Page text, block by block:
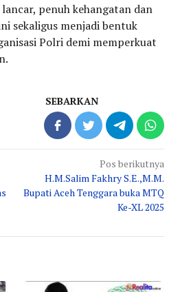
penuh kehangatan dan
sekaligus menjadi bentuk
Polri demi memperkuat
SEBARKAN
Pos berikutnya
H.M.Salim Fakhry S.E.,M.M.
Bupati Aceh Tenggara buka MTQ
Ke-XL 2025